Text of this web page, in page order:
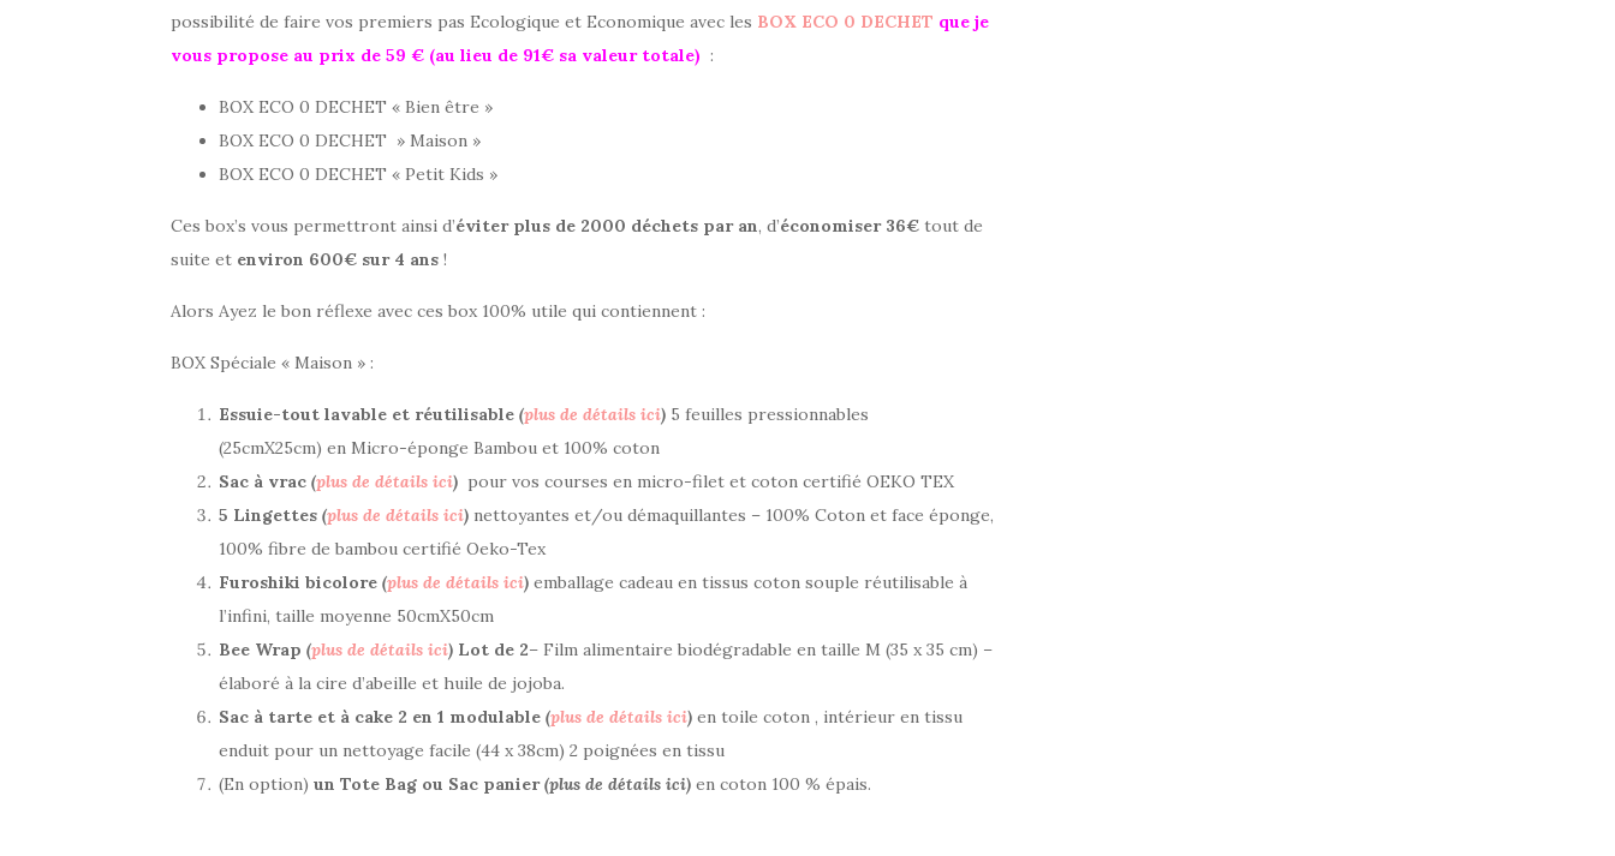
possibilité de faire vos premiers pas Ecologique et Economique avec les BOX ECO 0 DECHET que je
vous propose au prix de 59 € (au lieu de 91€ sa valeur totale) :
BOX ECO 0 DECHET « Bien être »
BOX ECO 0 DECHET » Maison »
BOX ECO 0 DECHET « Petit Kids »
Ces box’s vous permettront ainsi d’éviter plus de 2000 déchets par an, d’économiser 36€ tout de
suite et environ 600€ sur 4 ans !
Alors Ayez le bon réflexe avec ces box 100% utile qui contiennent :
BOX Spéciale « Maison » :
Essuie-tout lavable et réutilisable (plus de détails ici) 5 feuilles pressionnables
(25cmX25cm) en Micro-éponge Bambou et 100% coton
Sac à vrac (plus de détails ici) pour vos courses en micro-filet et coton certifié OEKO TEX
5 Lingettes (plus de détails ici) nettoyantes et/ou démaquillantes – 100% Coton et face éponge,
100% fibre de bambou certifié Oeko-Tex
Furoshiki bicolore (plus de détails ici) emballage cadeau en tissus coton souple réutilisable à
l’infini, taille moyenne 50cmX50cm
Bee Wrap (plus de détails ici) Lot de 2– Film alimentaire biodégradable en taille M (35 x 35 cm) –
élaboré à la cire d’abeille et huile de jojoba.
Sac à tarte et à cake 2 en 1 modulable (plus de détails ici) en toile coton , intérieur en tissu
enduit pour un nettoyage facile (44 x 38cm) 2 poignées en tissu
(En option) un Tote Bag ou Sac panier(plus de détails ici) en coton 100 % épais.